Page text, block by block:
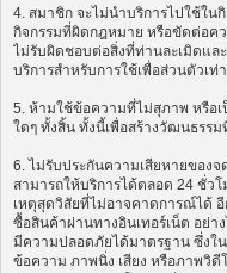
4. สมาชิก จะไม่นำบริการไปใช้ใน
กิจกรรมที่ผิดกฎหมาย หรือขัดต่อค
ไม่รับผิดชอบต่อสิ่งที่ท่านละเมิดแล
บริการสำหรับการใช้เพื่อส่วนตัวเท่
5. ห้ามใช้ข้อความที่ไม่สุภาพ หรือ
ใดๆ ทั้งสิ้น ทั้งนี้เพื่อสร้างวัฒนธรรม
6. ไม่รับประกันความเสียหายของ
สามารถให้บริการได้ตลอด 24 ชั่วโ
เหตุสุดวิสัยที่ไม่อาจคาดการณ์ได้ อี
ซื้อสินค้าผ่านทางอินเทอร์เน็ต อย่า
มีความปลอดภัยได้มาตรฐาน ซึ่งใ
ข้อความ ภาพนิ่ง เสียง หรือภาพวิ